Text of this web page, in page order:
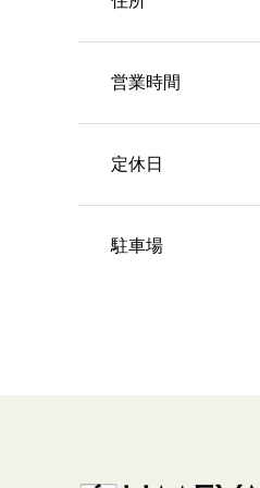
営業時間
定休日
駐車場